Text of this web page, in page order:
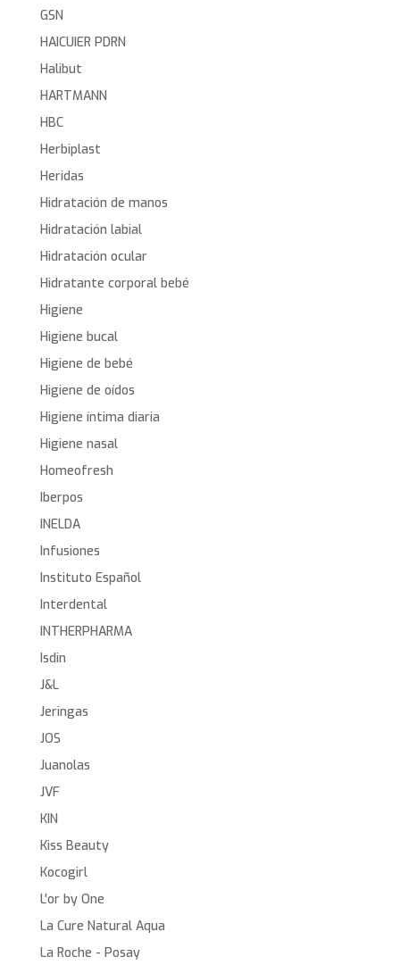
GSN
HAICUIER PDRN
Halibut
HARTMANN
HBC
Herbiplast
Heridas
Hidratación de manos
Hidratación labial
Hidratación ocular
Hidratante corporal bebé
Higiene
Higiene bucal
Higiene de bebé
Higiene de oídos
Higiene íntima diaria
Higiene nasal
Homeofresh
Iberpos
INELDA
Infusiones
Instituto Español
Interdental
INTHERPHARMA
Isdin
J&L
Jeringas
JOS
Juanolas
JVF
KIN
Kiss Beauty
Kocogirl
L'or by One
La Cure Natural Aqua
La Roche - Posay